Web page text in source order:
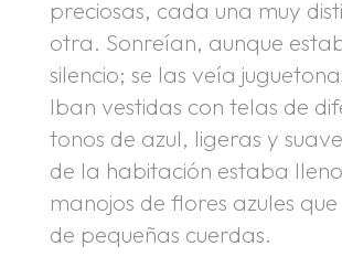
preciosas, cada una muy
otra. Sonreían, aunque
silencio; se las veía
Iban vestidas con telas de
tonos de azul, ligeras y
de la habitación estaba
manojos de flores azules
de pequeñas cuerdas.